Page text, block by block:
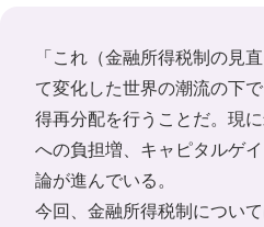
「これ（金融所得税制の見
て変化した世界の潮流の下
得再分配を行うことだ。現
への負担増、キャピタルゲ
論が進んでいる。
今回、金融所得税制につい